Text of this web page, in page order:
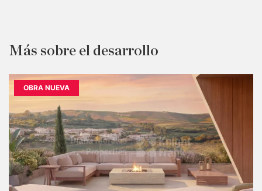
Más sobre el desarrollo
OBRA NUEVA